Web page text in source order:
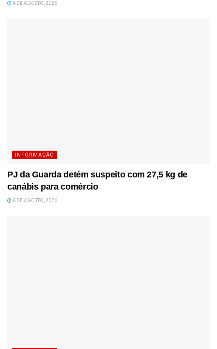
6 DE AGOSTO, 2026
INFORMAÇÃO
PJ da Guarda detém suspeito com 27,5 kg de
canábis para comércio
6 DE AGOSTO, 2026